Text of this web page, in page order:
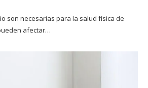
son necesarias para la salud física de
afectar…